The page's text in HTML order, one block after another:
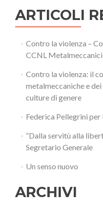
ARTICOLI
Contro la violenza –
CCNL Metalmeccanici
Contro la violenza: il
metalmeccaniche e
culture di genere
Federica Pellegrini per
“Dalla servitù alla
Segretario Generale
Un senso nuovo
ARCHIVI